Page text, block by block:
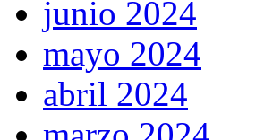
junio 2024
mayo 2024
abril 2024